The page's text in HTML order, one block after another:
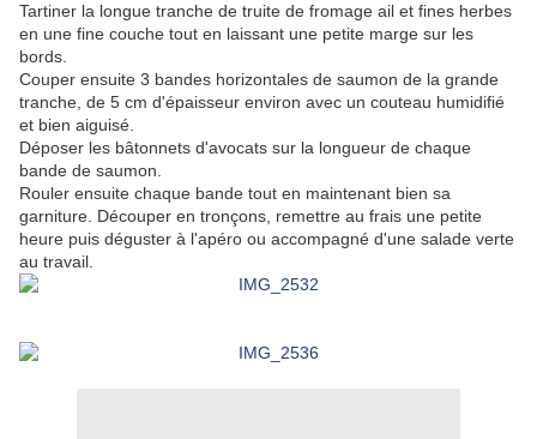
Tartiner la longue tranche de truite de fromage ail et fines herbes
en une fine couche tout en laissant une petite marge sur les
bords.
Couper ensuite 3 bandes horizontales de saumon de la grande
tranche, de 5 cm d'épaisseur environ avec un couteau humidifié
et bien aiguisé.
Déposer les bâtonnets d'avocats sur la longueur de chaque
bande de saumon.
Rouler ensuite chaque bande tout en maintenant bien sa
garniture. Découper en tronçons, remettre au frais une petite
heure puis déguster à l'apéro ou accompagné d'une salade verte
au travail.